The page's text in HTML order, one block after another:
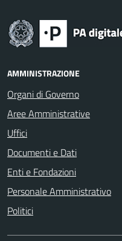
AMMINISTRAZIONE
Organi di Governo
Aree Amministrative
Uffici
Documenti e Dati
Enti e Fondazioni
Personale Amministrativo
Politici